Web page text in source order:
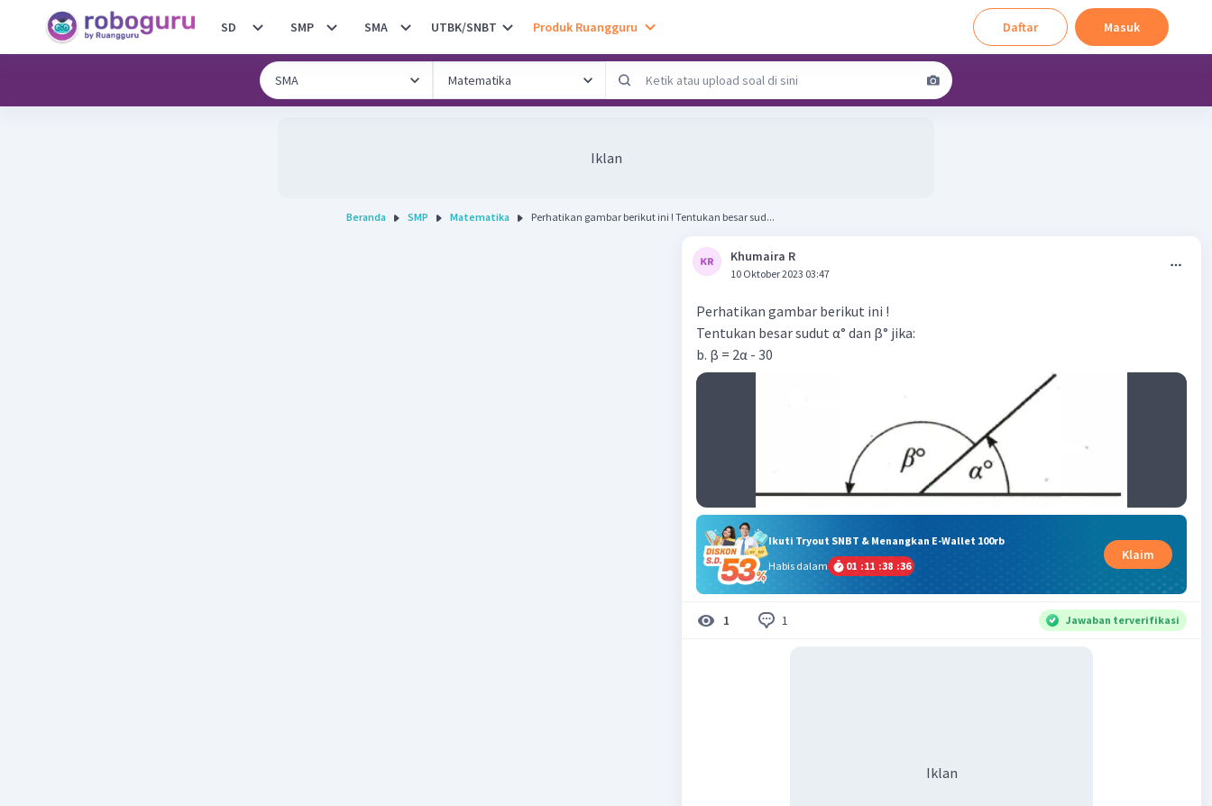
SD SMP SMA UTBK/SNBT Produk Ruangguru Daftar Masuk
Iklan
Beranda SMP Matematika Perhatikan gambar berikut ini ! Tentukan besar sud...
Khumaira R
10 Oktober 2023 03:47
Perhatikan gambar berikut ini !
Tentukan besar sudut α° dan β° jika:
b. β = 2α - 30
Ikuti Tryout SNBT & Menangkan E-Wallet 100rb
Habis dalam
01 :11 :38 :36
Klaim
1 1 Jawaban terverifikasi
Iklan